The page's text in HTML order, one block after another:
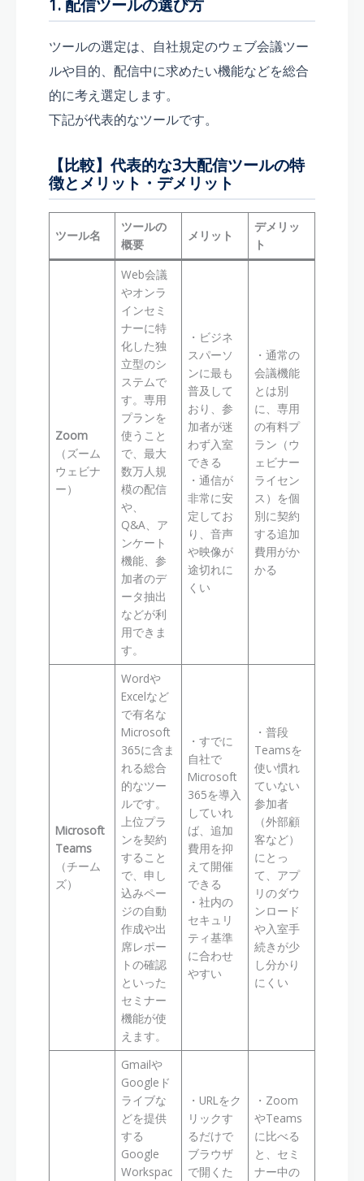
1. 配信ツールの選び方
ツールの選定は、自社規定のウェブ会議ツー
ルや目的、配信中に求めたい機能などを総合
的に考え選定します。
下記が代表的なツールです。
【比較】代表的な3大配信ツールの特
徴とメリット・デメリット
ツール名
ツールの
概要
メリット
デメリッ
ト
Zoom
（ズーム
ウェビナ
ー）
Web会議
やオンラ
インセミ
ナーに特
化した独
立型のシ
ステムで
す。専用
プランを
使うこと
で、最大
数万人規
模の配信
や、
Q&A、ア
ンケート
機能、参
加者のデ
ータ抽出
などが利
用できま
す。
・ビジネ
スパーソ
ンに最も
普及して
おり、参
加者が迷
わず入室
できる
・通信が
非常に安
定してお
り、音声
や映像が
途切れに
くい
・通常の
会議機能
とは別
に、専用
の有料プ
ラン（ウ
ェビナー
ライセン
ス）を個
別に契約
する追加
費用がか
かる
Microsoft
Teams
（チーム
ズ）
Wordや
Excelなど
で有名な
Microsoft
365に含ま
れる総合
的なツー
ルです。
上位プラ
ンを契約
すること
で、申し
込みペー
ジの自動
作成や出
席レポー
トの確認
といった
セミナー
機能が使
えます。
・すでに
自社で
Microsoft
365を導入
していれ
ば、追加
費用を抑
えて開催
できる
・社内の
セキュリ
ティ基準
に合わせ
やすい
・普段
Teamsを
使い慣れ
ていない
参加者
（外部顧
客など）
にとっ
て、アプ
リのダウ
ンロード
や入室手
続きが少
し分かり
にくい
Gmailや
Googleド
ライブな
どを提供
する
Google
Workspac
・URLをク
リックす
るだけで
ブラウザ
で開くた
・Zoom
やTeams
に比べる
と、セミ
ナー中の